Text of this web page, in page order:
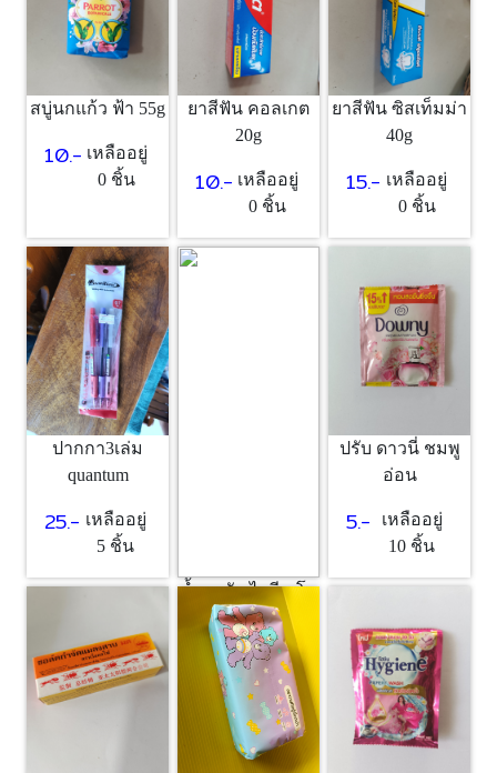
สบู่นกแก้ว ฟ้า 55g
10.- เหลืออยู่
0 ชิ้น
ยาสีฟัน คอลเกต
20g
10.- เหลืออยู่
0 ชิ้น
ยาสีฟัน ซิสเท็มม่า
40g
15.- เหลืออยู่
0 ชิ้น
ปากกา3เล่ม
quantum
25.- เหลืออยู่
5 ชิ้น
น้ำยาซัก ไฮยีน โอ
โรส
5.- เหลืออยู่
10 ชิ้น
ปรับ ดาวนี่ ชมพู
อ่อน
5.-
เหลืออยู่
10 ชิ้น